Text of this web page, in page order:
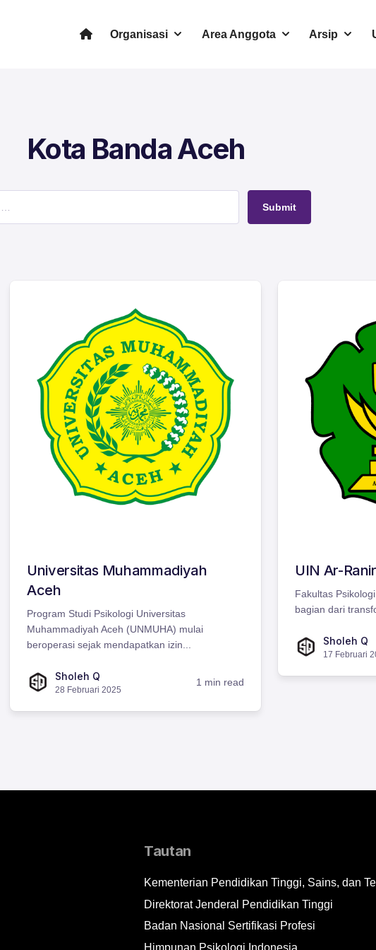
Organisasi Area Anggota Arsip
Kota Banda Aceh
Submit
Universitas Muhammadiyah
Aceh
Program Studi Psikologi Universitas
Muhammadiyah Aceh (UNMUHA) mulai
beroperasi sejak mendapatkan izin...
Sholeh Q
28 Februari 2025
1 min read
UIN Ar-
Fakultas
bagian dari
Sholeh Q
17 Februari
Tautan
Kementerian Pendidikan Tinggi, Sains, dan
Direktorat Jenderal Pendidikan Tinggi
Badan Nasional Sertifikasi Profesi
Himpunan Psikologi Indonesia